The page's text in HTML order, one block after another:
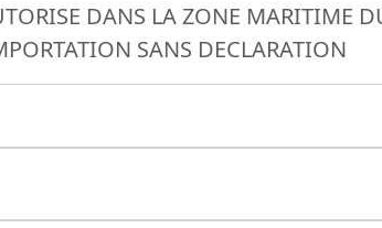
DANS LA ZONE MARITIME
SANS DECLARATION